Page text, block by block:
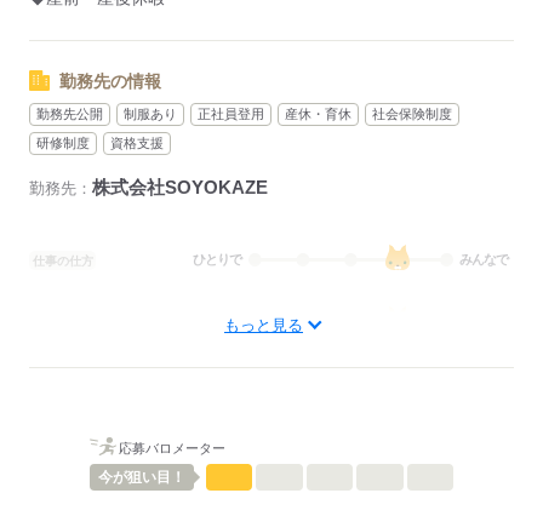
勤務先の情報
勤務先公開 制服あり 正社員登用 産休・育休
社会保険制度
研修制度
資格支援
勤務先： 株式会社SOYOKAZE
仕事の仕方 ひとりで みんなで
しずか
◆社会保険完備（雇用、労災、健康、厚生年金）
◆定期健康診断
◆予防接種補助金制度
◆各種研修制度
もっと見る
応募バロメーター
今が狙い目！